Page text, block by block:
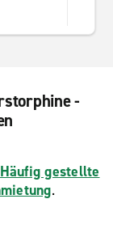
-
Häufig gestellte
.